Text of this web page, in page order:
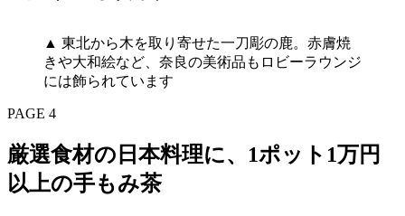
▲ 東北から木を取り寄せた一刀彫の鹿。赤膚焼
きや大和絵など、奈良の美術品もロビーラウンジ
には飾られています
PAGE 4
厳選食材の日本料理に、1ポット1万円
以上の手もみ茶